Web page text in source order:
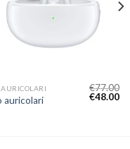
AURICOLARI
auricolari
€77.00
€48.00